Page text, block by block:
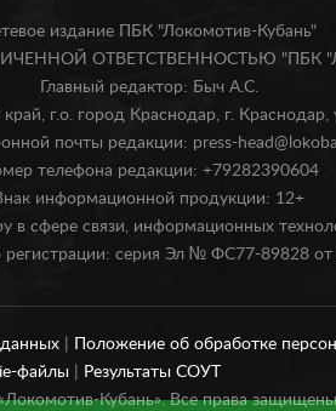
издание ПБК "Локомотив-Кубань"
ОТВЕТСТВЕННОСТЬЮ "ПБК
Главный редактор: Быч А.С.
г.о. город Краснодар, г. Краснодар,
почты редакции: press-
телефона редакции: +79282390604
информационной продукции: 12+
в сфере связи, информационных
регистрации: серия Эл № ФС77-89828
данных Положение об обработке
файлы
Результаты СОУТ
Кубань». Все права защищены